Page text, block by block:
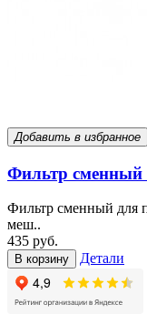
Добавить в избранное
Фильтр
Фильтр сменный для
меш..
435 руб.
В корзину Детали